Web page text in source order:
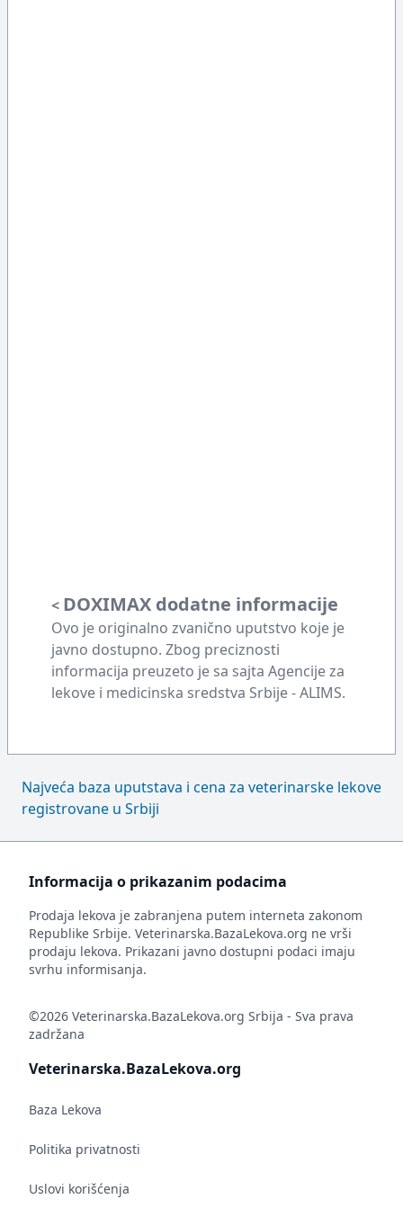
< DOXIMAX dodatne informacije
Ovo je originalno zvanično uputstvo koje je
javno dostupno. Zbog preciznosti
informacija preuzeto je sa sajta Agencije za
lekove i medicinska sredstva Srbije - ALIMS.
Najveća baza uputstava i cena za veterinarske lekove
registrovane u Srbiji
Informacija o prikazanim podacima
Prodaja lekova je zabranjena putem interneta zakonom
Republike Srbije. Veterinarska.BazaLekova.org ne vrši
prodaju lekova. Prikazani javno dostupni podaci imaju
svrhu informisanja.
©2026 Veterinarska.BazaLekova.org Srbija - Sva prava
zadržana
Veterinarska.BazaLekova.org
Baza Lekova
Politika privatnosti
Uslovi korišćenja